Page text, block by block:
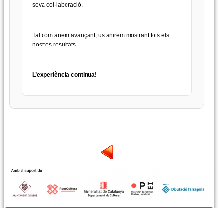
seva col·laboració.
Tal com anem avançant, us anirem mostrant tots els
nostres resultats.
L’experiència continua!